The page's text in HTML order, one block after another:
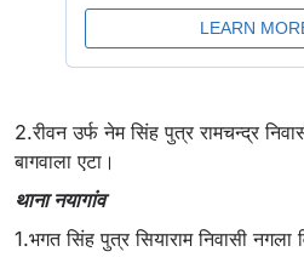
2.रीवन उर्फ नेम सिंह पुत्र रामचन्द्र
बागवाला एटा।
थाना नयागांव
1.भगत सिंह पुत्र सियाराम निवासी नगला